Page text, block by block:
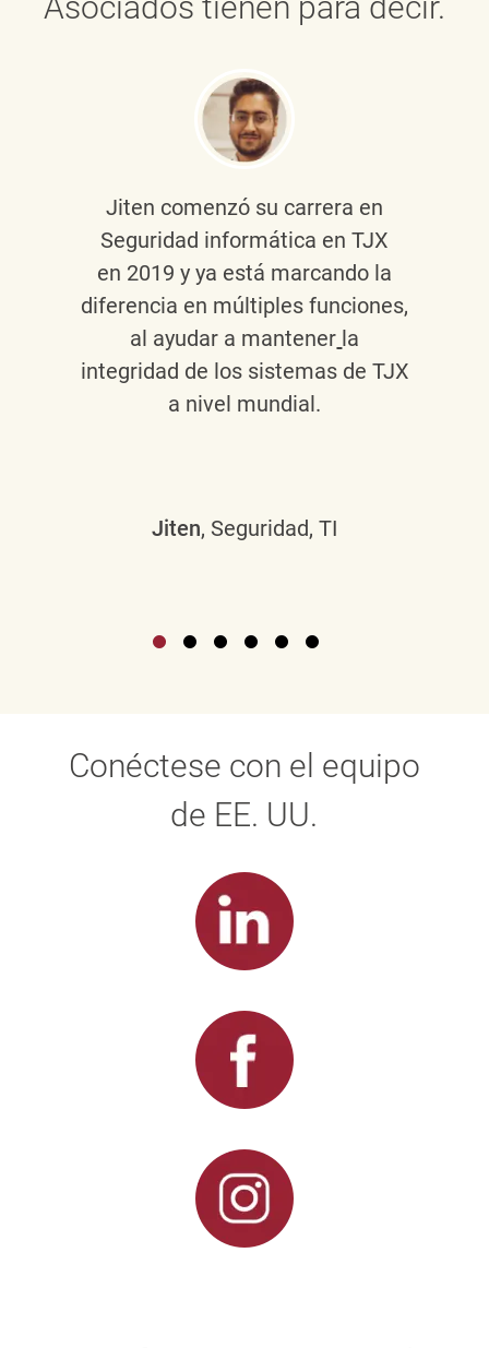
Jiten comenzó su carrera en
Seguridad informática en TJX
en 2019 y ya está marcando la
diferencia en múltiples funciones,
al ayudar a mantener la
integridad de los sistemas de TJX
a nivel mundial.
Jiten, Seguridad, TI
Conéctese con el equipo
de EE. UU.